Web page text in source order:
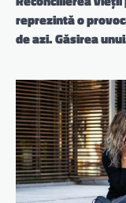
reprezintă o
de azi. Găsirea